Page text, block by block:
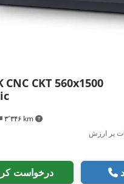
۳٬۳۴۶ km
CNC CKT 560x1500
بر ارزش
درخواست